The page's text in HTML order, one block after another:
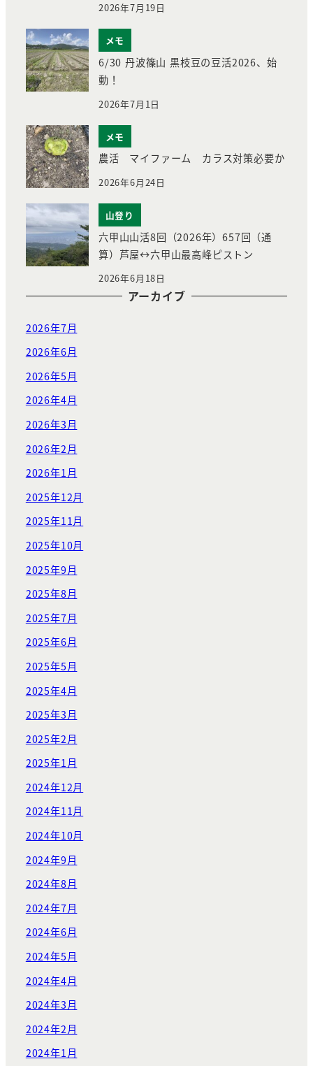
2026年7月19日
メモ
6/30 丹波篠山 黒枝豆の豆活2026、始
動！
2026年7月1日
メモ
農活 マイファーム カラス対策必要か
2026年6月24日
山登り
六甲山山活8回（2026年）657回（通
算）芦屋↔︎六甲山最高峰ピストン
2026年6月18日
アーカイブ
2026年7月
2026年6月
2026年5月
2026年4月
2026年3月
2026年2月
2026年1月
2025年12月
2025年11月
2025年10月
2025年9月
2025年8月
2025年7月
2025年6月
2025年5月
2025年4月
2025年3月
2025年2月
2025年1月
2024年12月
2024年11月
2024年10月
2024年9月
2024年8月
2024年7月
2024年6月
2024年5月
2024年4月
2024年3月
2024年2月
2024年1月